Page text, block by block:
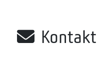
Kontakt